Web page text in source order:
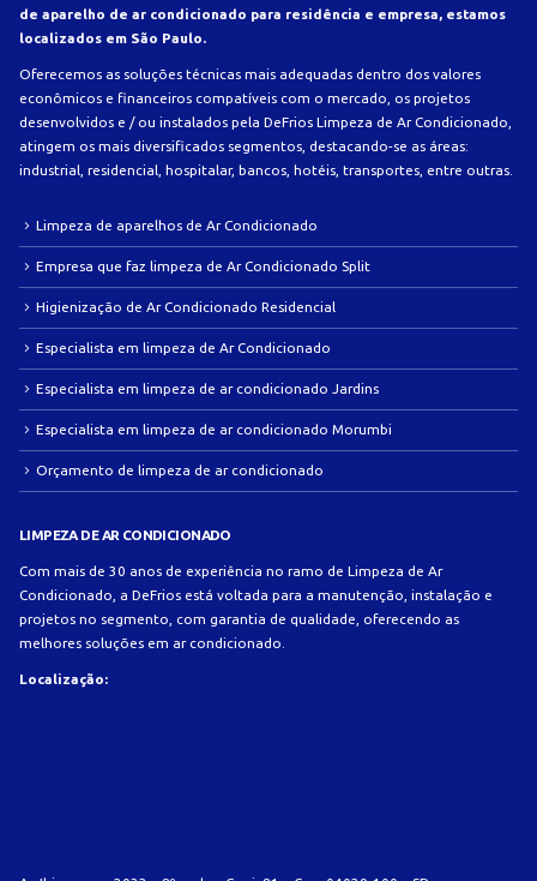
de aparelho de ar condicionado para residência e empresa, estamos
localizados em São Paulo.
Oferecemos as soluções técnicas mais adequadas dentro dos valores
econômicos e financeiros compatíveis com o mercado, os projetos
desenvolvidos e / ou instalados pela DeFrios Limpeza de Ar Condicionado,
atingem os mais diversificados segmentos, destacando-se as áreas:
industrial, residencial, hospitalar, bancos, hotéis, transportes, entre outras.
Limpeza de aparelhos de Ar Condicionado
Empresa que faz limpeza de Ar Condicionado Split
Higienização de Ar Condicionado Residencial
Especialista em limpeza de Ar Condicionado
Especialista em limpeza de ar condicionado Jardins
Especialista em limpeza de ar condicionado Morumbi
Orçamento de limpeza de ar condicionado
LIMPEZA DE AR CONDICIONADO
Com mais de 30 anos de experiência no ramo de Limpeza de Ar
Condicionado, a DeFrios está voltada para a manutenção, instalação e
projetos no segmento, com garantia de qualidade, oferecendo as
melhores soluções em ar condicionado.
Localização: